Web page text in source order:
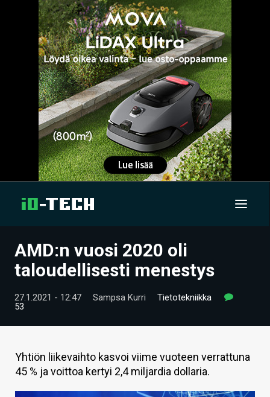
UUTISET
VIDEOT
TIETOA
AMD:n vuosi 2020 oli
taloudellisesti menestys
27.1.2021 - 12:47 Sampsa Kurri
Tietotekniikka
53
Yhtiön liikevaihto kasvoi viime vuoteen verrattuna
45 % ja voittoa kertyi 2,4 miljardia dollaria.